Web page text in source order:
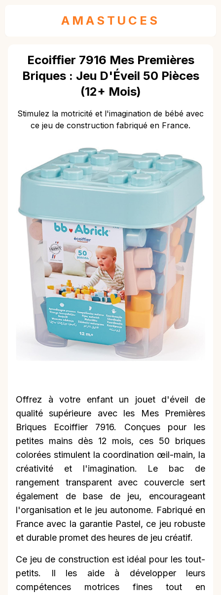
AMASTUCES
Ecoiffier 7916 Mes Premières
Briques : Jeu D'Éveil 50 Pièces
(12+ Mois)
Stimulez la motricité et l'imagination de bébé avec
ce jeu de construction fabriqué en France.
Offrez à votre enfant un jouet d'éveil de
qualité supérieure avec les Mes Premières
Briques Ecoiffier 7916. Conçues pour les
petites mains dès 12 mois, ces 50 briques
colorées stimulent la coordination œil-main, la
créativité et l'imagination. Le bac de
rangement transparent avec couvercle sert
également de base de jeu, encourageant
l'organisation et le jeu autonome. Fabriqué en
France avec la garantie Pastel, ce jeu robuste
et durable promet des heures de jeu créatif.
Ce jeu de construction est idéal pour les tout-
petits. Il les aide à développer leurs
compétences motrices fines tout en